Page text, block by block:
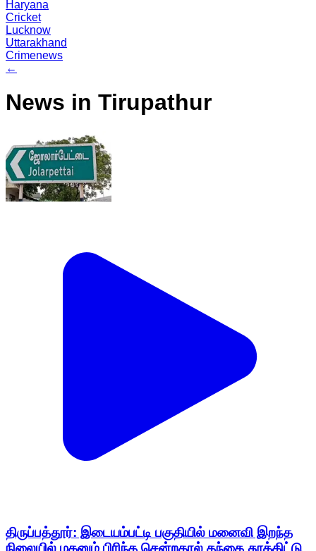
Haryana
Cricket
Lucknow
Uttarakhand
Crimenews
←
News in Tirupathur
திருப்பத்தூர்: இடையம்பட்டி பகுதியில் மனைவி இறந்த
நிலையில் மகனும் பிரிந்த சென்றதால் தந்தை தூக்கிட்டு